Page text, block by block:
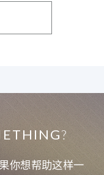
?
你想帮助这样一